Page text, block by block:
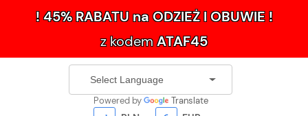
! 45% RABATU na ODZIEŻ I OBUWIE !
z kodemATAF45
Powered by Translate